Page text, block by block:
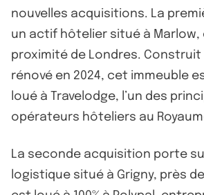
nouvelles acquisitions. La
un actif hôtelier situé à Marlow,
proximité de Londres. Construit
rénové en 2024, cet immeuble
loué à Travelodge, l’un des
opérateurs hôteliers au
La seconde acquisition porte
logistique situé à Grigny, près